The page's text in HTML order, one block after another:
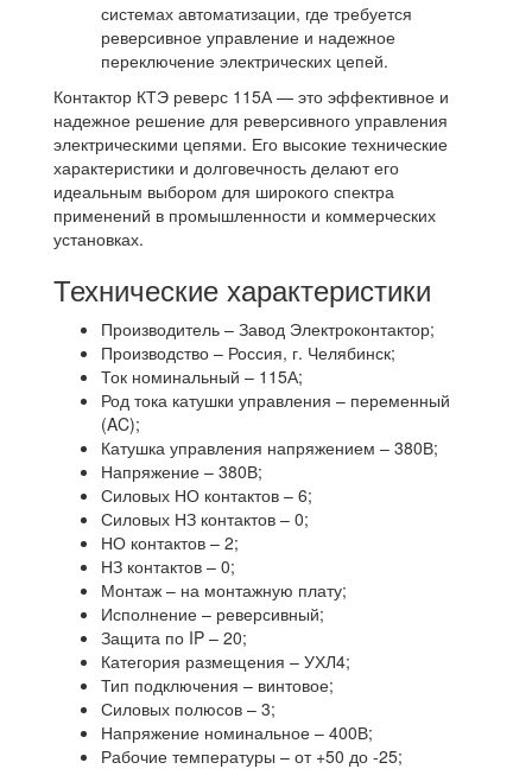
системах автоматизации, где требуется
реверсивное управление и надежное
переключение электрических цепей.
Контактор КТЭ реверс 115А — это эффективное и
надежное решение для реверсивного управления
электрическими цепями. Его высокие технические
характеристики и долговечность делают его
идеальным выбором для широкого спектра
применений в промышленности и коммерческих
установках.
Технические характеристики
Производитель – Завод Электроконтактор;
Производство – Россия, г. Челябинск;
Ток номинальный – 115А;
Род тока катушки управления – переменный
(AC);
Катушка управления напряжением – 380В;
Напряжение – 380В;
Силовых НО контактов – 6;
Силовых НЗ контактов – 0;
НО контактов – 2;
НЗ контактов – 0;
Монтаж – на монтажную плату;
Исполнение – реверсивный;
Защита по IP – 20;
Категория размещения – УХЛ4;
Тип подключения – винтовое;
Силовых полюсов – 3;
Напряжение номинальное – 400В;
Рабочие температуры – от +50 до -25;